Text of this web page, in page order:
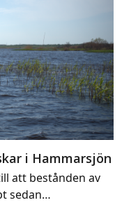
i Hammarsjön
att bestånden av
sedan…